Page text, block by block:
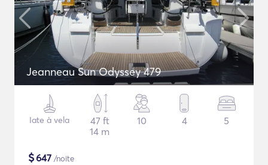
Jeanneau Sun Odyssey 479
Iate à vela
47 ft
14 m
10 4 5
$647 /noite